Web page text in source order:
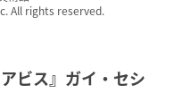
All rights reserved.
ビス』ガイ・セシ